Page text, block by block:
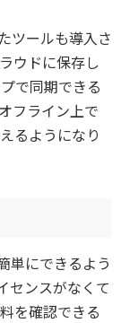
ツールも導入さ
ウドに保存し
で同期できる
フライン上で
るようになり
単にできるよう
センスがなくて
を確認できる